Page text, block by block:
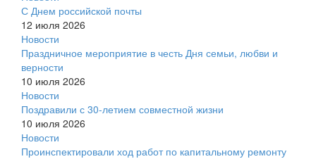
С Днем российской почты
12 июля 2026
Новости
Праздничное мероприятие в честь Дня семьи, любви и
верности
10 июля 2026
Новости
Поздравили с 30-летием совместной жизни
10 июля 2026
Новости
Проинспектировали ход работ по капитальному ремонту